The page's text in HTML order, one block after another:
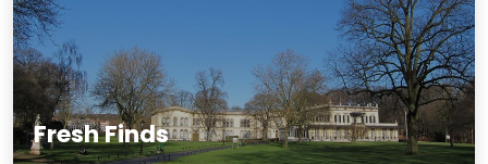
Fresh Finds